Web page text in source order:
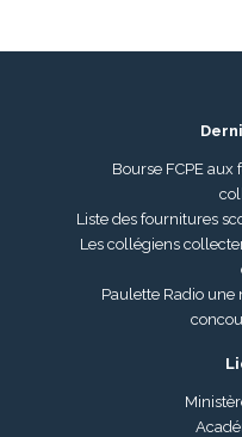
Bourse FCPE
Liste des fournitures
Les collégiens
Paulette Radio